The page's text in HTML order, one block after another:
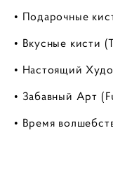
• Подарочные
• Вкусные кисти
• Настоящий
• Забавный Арт
• Время